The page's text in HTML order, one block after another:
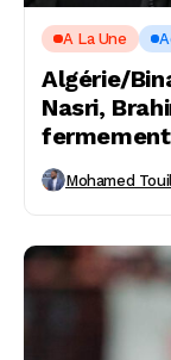
A La Une
Algérie/
Nasri,
Mohamed